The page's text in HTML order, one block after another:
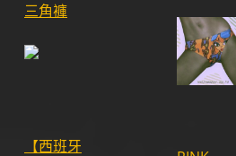
三角褲
【西班牙